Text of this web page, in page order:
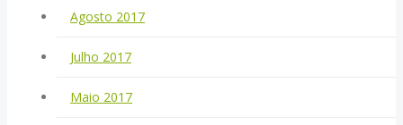
Agosto 2017
Julho 2017
Maio 2017